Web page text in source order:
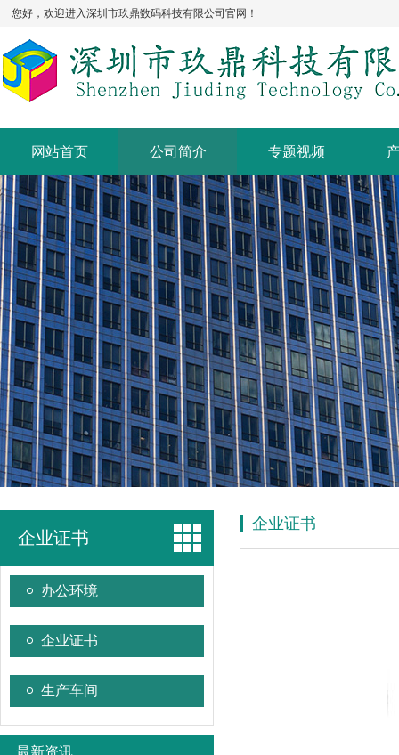
您好，欢迎进入深圳市玖鼎数码科技有限公司官网！
网站首页 公司简介 专题视频
企业证书
办公环境
企业证书
生产车间
最新资讯
企业证书